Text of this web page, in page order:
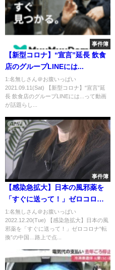
事件簿
【新型コロナ】“宣言”延長 飲食
店のグループLINEには...
1:名無しさん＠お腹いっぱい
2021.09.11(Sat) 【新型コロナ】“宣言”延
長 飲食店のグループLINEには...って動画
が話題らし...
事件簿
【感染急拡大】日本の風邪薬を
「すぐに送って！」ゼロコロ
ナ“転換”の中国…路上で点滴も
1:名無しさん＠お腹いっぱい
2022.12.20(Tue) 【感染急拡大】日本の風
邪薬を「すぐに送って！」ゼロコロナ“転
換”の中国…路上で点...